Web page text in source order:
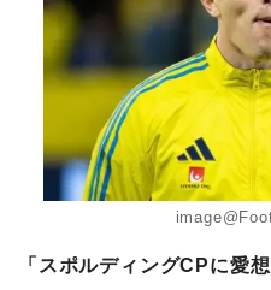
「スポルディングCPに愛